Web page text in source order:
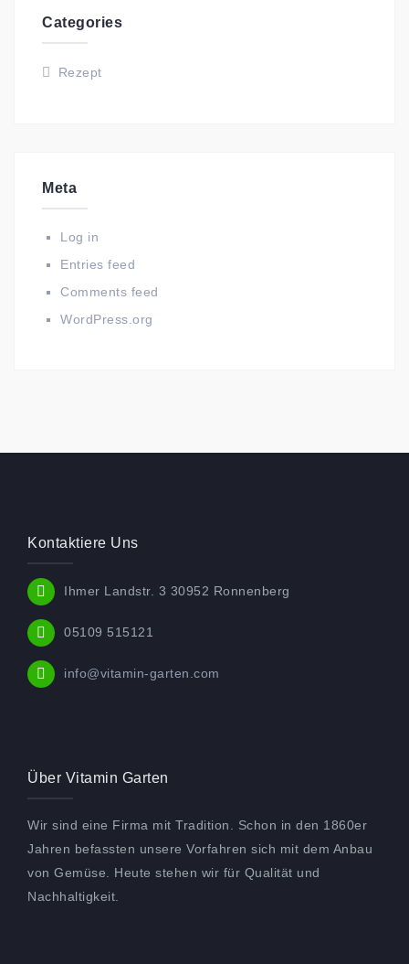
Categories
Rezept
Meta
Log in
Entries feed
Comments feed
WordPress.org
Kontaktiere Uns
Ihmer Landstr. 3 30952 Ronnenberg
05109 515121
info@vitamin-garten.com
Über Vitamin Garten
Wir sind eine Firma mit Tradition. Schon in den 1860er
Jahren befassten unsere Vorfahren sich mit dem Anbau
von Gemüse. Heute stehen wir für Qualität und
Nachhaltigkeit.